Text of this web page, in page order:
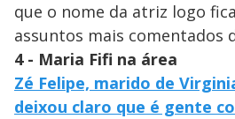
que o nome da atriz logo
assuntos mais comentados
4 - Maria Fifi na área
Zé Felipe, marido de
deixou claro que é gente